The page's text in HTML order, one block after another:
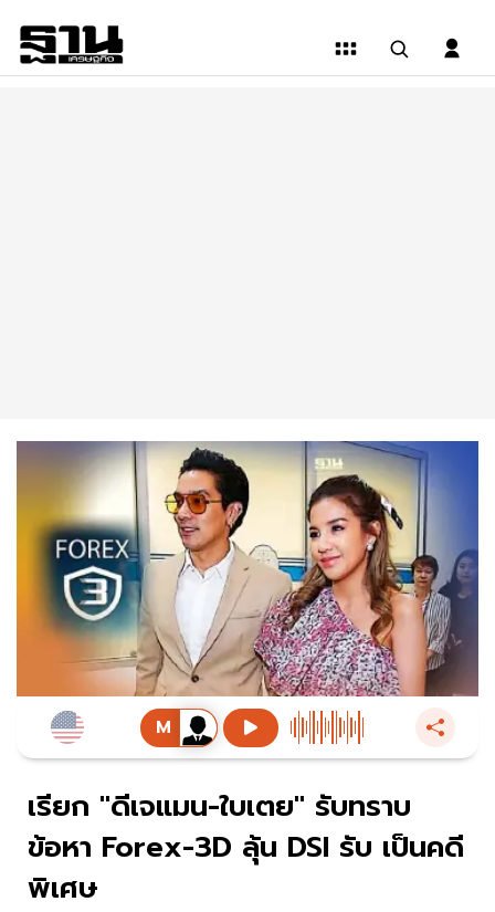
เรียก "ดีเจแมน-ใบเตย" รับทราบ
ข้อหา Forex-3D ลุ้น DSI รับ เป็นคดี
พิเศษ